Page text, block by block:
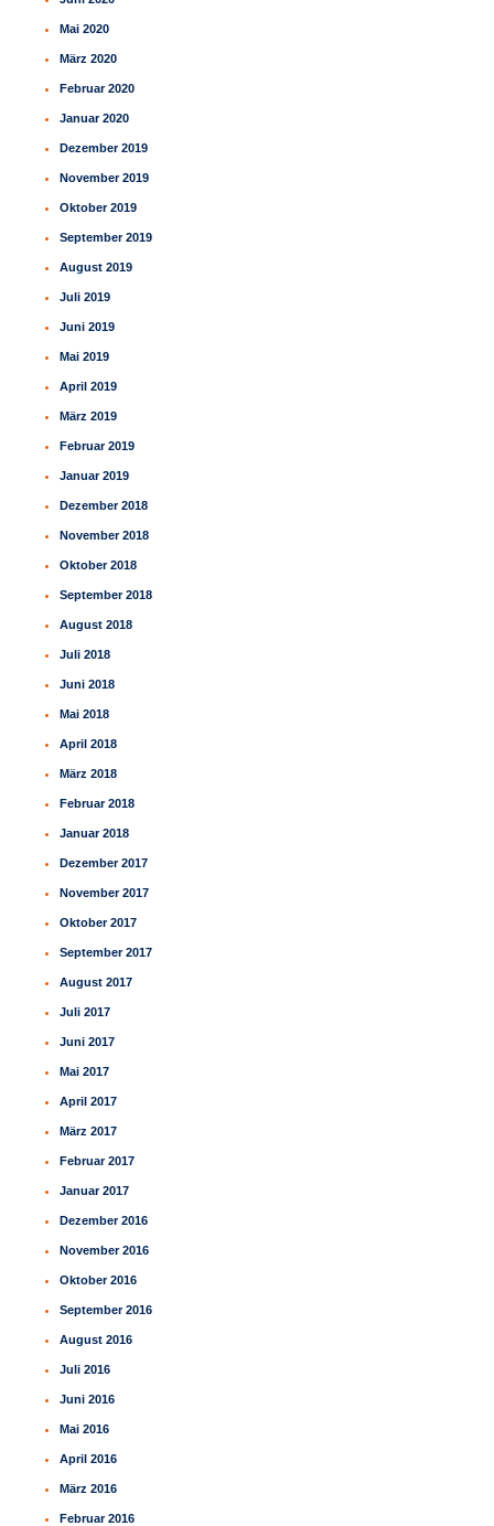
Mai 2020
März 2020
Februar 2020
Januar 2020
Dezember 2019
November 2019
Oktober 2019
September 2019
August 2019
Juli 2019
Juni 2019
Mai 2019
April 2019
März 2019
Februar 2019
Januar 2019
Dezember 2018
November 2018
Oktober 2018
September 2018
August 2018
Juli 2018
Juni 2018
Mai 2018
April 2018
März 2018
Februar 2018
Januar 2018
Dezember 2017
November 2017
Oktober 2017
September 2017
August 2017
Juli 2017
Juni 2017
Mai 2017
April 2017
März 2017
Februar 2017
Januar 2017
Dezember 2016
November 2016
Oktober 2016
September 2016
August 2016
Juli 2016
Juni 2016
Mai 2016
April 2016
März 2016
Februar 2016